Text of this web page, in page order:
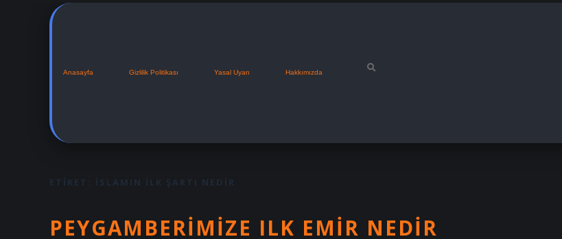
Anasayfa Gizlilik Politikası Yasal Uyarı Hakkımızda
ETIKET: İSLAMIN ILK ŞARTI NEDIR
PEYGAMBERIMIZE ILK EMIR NEDIR